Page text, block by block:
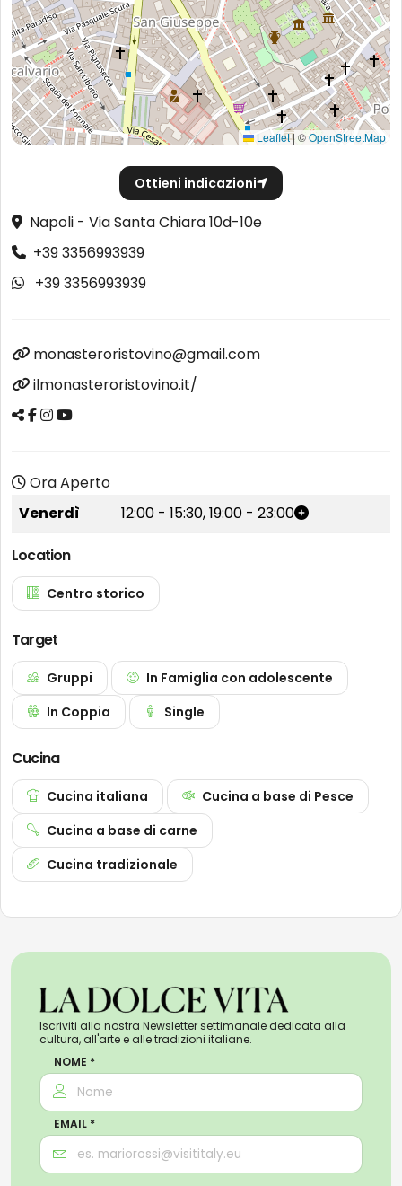
Leaflet|©OpenStreetMap
Ottieni indicazioni
Napoli - Via Santa Chiara 10d-10e
+39 3356993939
+39 3356993939
monasteroristovino@gmail.com
ilmonasteroristovino.it/
Ora Aperto
Venerdì
12:00 - 15:30,19:00 - 23:00
Location
Centro storico
Target
Gruppi
In Famiglia con adolescente
In Coppia
Single
Cucina
Cucina italiana
Cucina a base di Pesce
Cucina a base di carne
Cucina tradizionale
Iscriviti alla nostra Newsletter settimanale dedicata alla
cultura, all'arte e alle tradizioni italiane.
NOME *
EMAIL *